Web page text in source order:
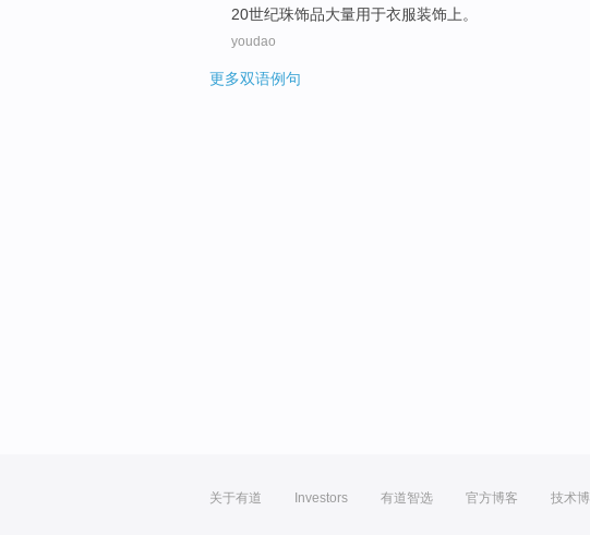
20世纪珠饰品大量用于衣服装饰上 。
youdao
更多双语例句
关于有道 Investors 有道智选 官方博客 技术